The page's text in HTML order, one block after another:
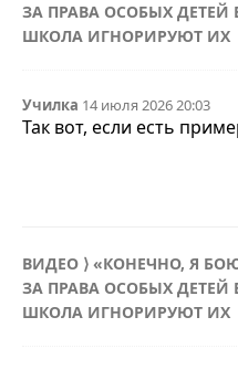
ЗА ПРАВА ОСОБЫХ ДЕТЕЙ
ШКОЛА ИГНОРИРУЮТ ИХ
Училка 14 июля 2026 20:03
Так вот, если есть
ВИДЕО ⟩ «КОНЕЧНО, Я
ЗА ПРАВА ОСОБЫХ ДЕТЕЙ
ШКОЛА ИГНОРИРУЮТ ИХ